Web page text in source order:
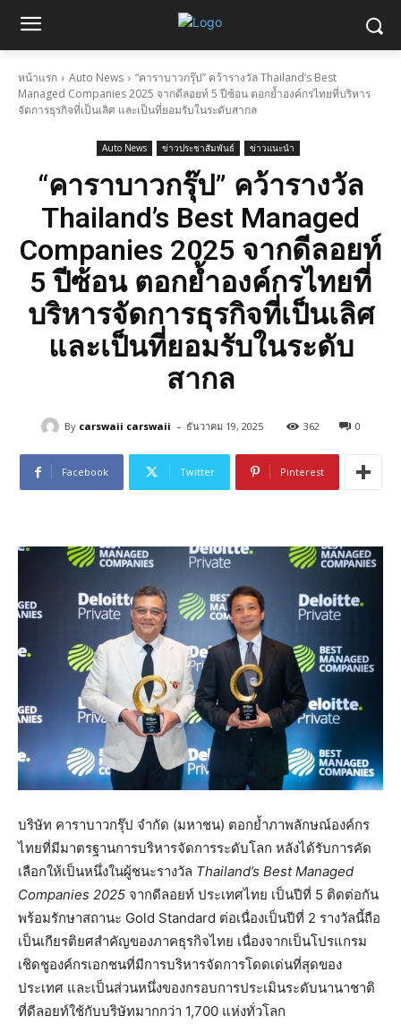
หน้าแรก Auto News
“คาราบาวกรุ๊ป” คว้ารางวัล Thailand’s Best
Managed Companies 2025 จากดีลอยท์ 5 ปีซ้อน ตอกย้ำองค์กรไทยที่บริหาร
จัดการธุรกิจที่เป็นเลิศ และเป็นที่ยอมรับในระดับสากล
Auto News ข่าวประชาสัมพันธ์ ข่าวแนะนำ
“คาราบาวกรุ๊ป” คว้ารางวัล
Thailand’s Best Managed
Companies 2025 จากดีลอยท์
5 ปีซ้อน ตอกย้ำองค์กรไทยที่
บริหารจัดการธุรกิจที่เป็นเลิศ
และเป็นที่ยอมรับในระดับ
สากล
By carswaii carswaii - ธันวาคม 19, 2025 362 0
Facebook Twitter Pinterest
บริษัท คาราบาวกรุ๊ป จำกัด (มหาชน) ตอกย้ำภาพลักษณ์องค์กร
ไทยที่มีมาตรฐานการบริหารจัดการระดับโลก หลังได้รับการคัด
เลือกให้เป็นหนึ่งในผู้ชนะรางวัล Thailand’s Best Managed
Companies 2025 จากดีลอยท์ ประเทศไทย เป็นปีที่ 5 ติดต่อกัน
พร้อมรักษาสถานะ Gold Standard ต่อเนื่องเป็นปีที่ 2 รางวัลนี้ถือ
เป็นเกียรติยศสำคัญของภาคธุรกิจไทย เนื่องจากเป็นโปรแกรม
เชิดชูองค์กรเอกชนที่มีการบริหารจัดการโดดเด่นที่สุดของ
ประเทศ และเป็นส่วนหนึ่งของกรอบการประเมินระดับนานาชาติ
ที่ดีลอยท์ใช้กับบริษัทมากกว่า 1,700 แห่งทั่วโลก